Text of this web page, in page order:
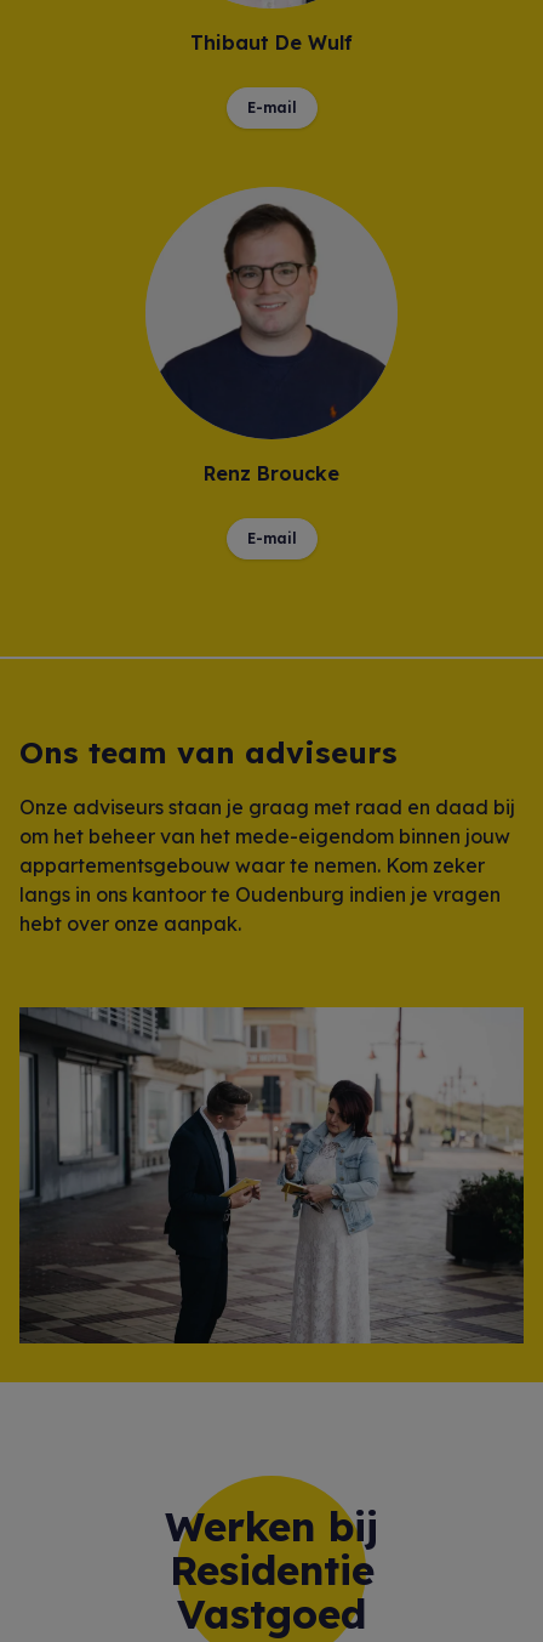
Thibaut De Wulf
E-mail
Renz Broucke
E-mail
Ons team van adviseurs
Onze adviseurs staan je graag met raad en daad bij
om het beheer van het mede-eigendom binnen jouw
appartementsgebouw waar te nemen. Kom zeker
langs in ons kantoor te Oudenburg indien je vragen
hebt over onze aanpak.
Werken bij
Residentie
Vastgoed